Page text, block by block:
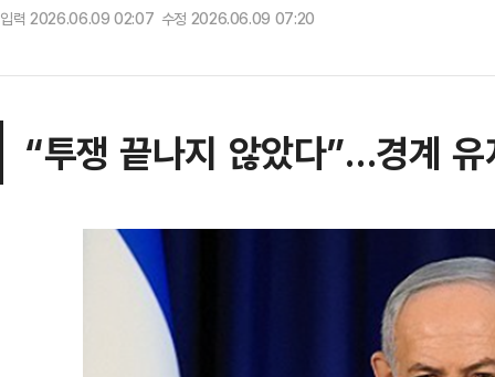
입력 2026.06.09 02:07 수정 2026.06.09 07:20
“투쟁 끝나지 않았다”…경계 유